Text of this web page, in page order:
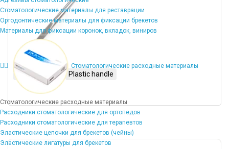
Стоматологические материалы для реставрации
Ортодонтические материалы для фиксации брекетов
Материалы для фиксации коронок, вкладок, виниров
Стоматологические расходные материалы
Стоматологические расходные материалы
Расходники стоматологические для ортопедов
Расходники стоматологические для терапевтов
Эластические цепочки для брекетов (чейны)
Эластические лигатуры для брекетов
Stainless 410 Plastic handle